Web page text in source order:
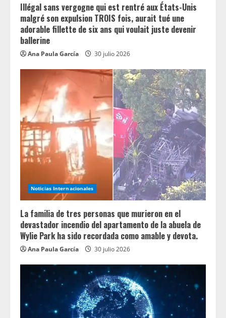
Illégal sans vergogne qui est rentré aux États-Unis
malgré son expulsion TROIS fois, aurait tué une
adorable fillette de six ans qui voulait juste devenir
ballerine
Ana Paula García 30 julio 2026
Noticias Internacionales
La familia de tres personas que murieron en el
devastador incendio del apartamento de la abuela de
Wylie Park ha sido recordada como amable y devota.
Ana Paula García 30 julio 2026